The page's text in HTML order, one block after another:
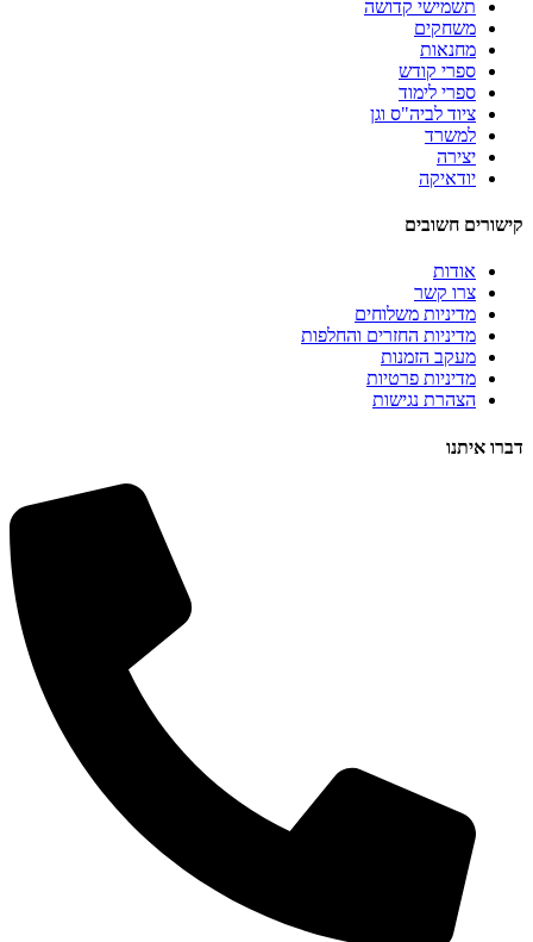
תשמישי קדושה
משחקים
מחנאות
ספרי קודש
ספרי לימוד
ציוד לביה"ס וגן
למשרד
יצירה
יודאיקה
קישורים חשובים
אודות
צרו קשר
מדיניות משלוחים
מדיניות החזרים והחלפות
מעקב הזמנות
מדיניות פרטיות
הצהרת נגישות
דברו איתנו